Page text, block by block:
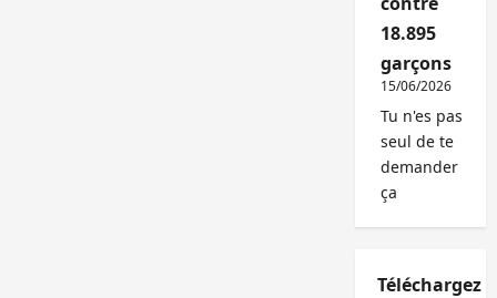
18.895
garçons
15/06/2026
Tu n'es pas
seul de te
demander
ça
Téléchargez